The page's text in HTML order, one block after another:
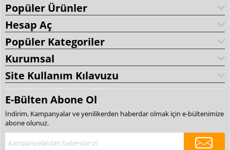
Popüler Ürünler
Hesap Aç
Popüler Kategoriler
Kurumsal
Site Kullanım Kılavuzu
E-Bülten Abone Ol
İndirim, Kampanyalar ve yenilikerden haberdar olmak için e-bültenimize
abone olunuz.